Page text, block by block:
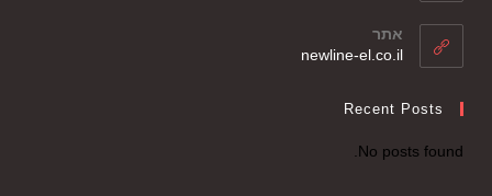
אתר
newline-el.co.il
Recent Posts
No posts found.